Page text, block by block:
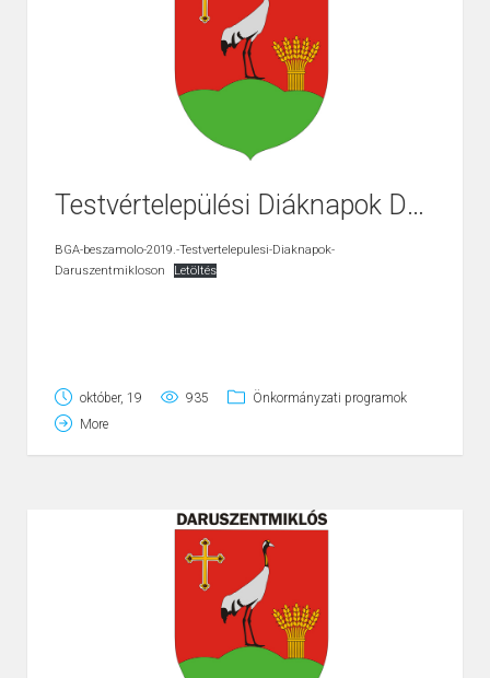
Testvértelepülési Diáknapok Daruszentmiklóson
BGA-beszamolo-2019.-Testvertelepulesi-Diaknapok-
Daruszentmikloson
Letöltés
október, 19 935
Önkormányzati programok
More